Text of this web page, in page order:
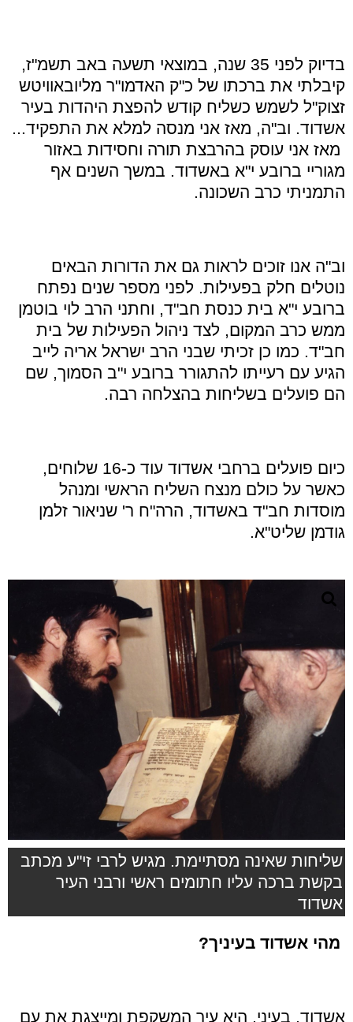
בדיוק לפני 35 שנה, במוצאי תשעה באב תשמ"ז,
קיבלתי את ברכתו של כ"ק האדמו"ר מליובאוויטש
זצוק"ל לשמש כשליח קודש להפצת היהדות בעיר
אשדוד. וב"ה, מאז אני מנסה למלא את התפקיד...
מאז אני עוסק בהרבצת תורה וחסידות באזור
מגוריי ברובע י"א באשדוד. במשך השנים אף
התמניתי כרב השכונה.
וב"ה אנו זוכים לראות גם את הדורות הבאים
נוטלים חלק בפעילות. לפני מספר שנים נפתח
ברובע י"א בית כנסת חב"ד, וחתני הרב לוי בוטמן
ממש כרב המקום, לצד ניהול הפעילות של בית
חב"ד. כמו כן זכיתי שבני הרב ישראל אריה לייב
הגיע עם רעייתו להתגורר ברובע י"ב הסמוך, שם
הם פועלים בשליחות בהצלחה רבה.
כיום פועלים ברחבי אשדוד עוד כ-16 שלוחים,
כאשר על כולם מנצח השליח הראשי ומנהל
מוסדות חב"ד באשדוד, הרה"ח ר' שניאור זלמן
גודמן שליט"א.
שליחות שאינה מסתיימת. מגיש לרבי זי"ע מכתב
בקשת ברכה עליו חתומים ראשי ורבני העיר
אשדוד
מהי אשדוד בעיניך?
אשדוד, בעיני, היא עיר המשקפת ומייצגת את עם